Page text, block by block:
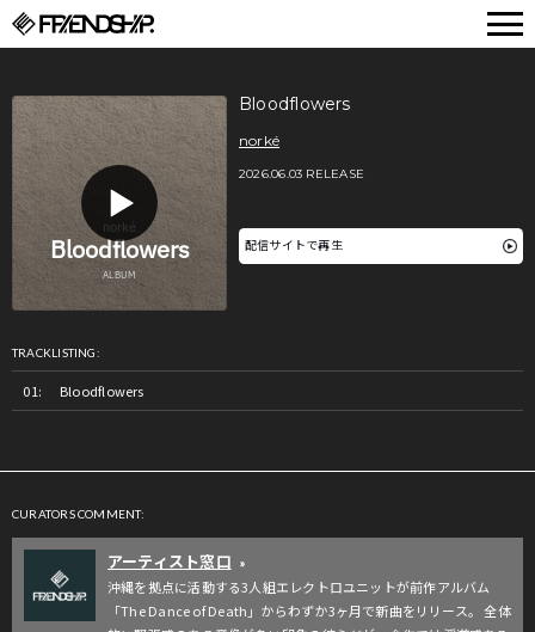
Bloodflowers
norké
2026.06.03 RELEASE
配信サイトで再生
TRACKLISTING:
Bloodflowers
CURATORS COMMENT:
アーティスト窓口 »
沖縄を拠点に活動する3人組エレクトロユニットが前作アルバム
「The Dance of Death」からわずか3ヶ月で新曲をリリース。 全体